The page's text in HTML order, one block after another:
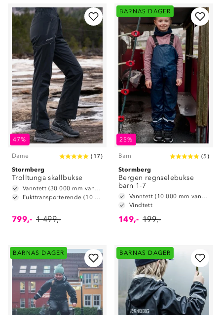
47%
Dame ( 17)
Stormberg
Trolltunga skallbukse
Vanntett (30 000 mm vannsøyle)
Fukttransporterende (10 000 g/m2/24t)
799,- 1 499,-
BARNAS DAGER
25%
Barn (5)
Stormberg
Bergen regnselebukse
barn 1-7
Vanntett (10 000 mm vannsøyle)
Vindtett
149,- 199,-
BARNAS DAGER BARNAS DAGER